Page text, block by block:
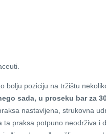
bolju poziciju na tržištu
sada, u proseku bar za
nastavljena, strukovna
ta praksa potpuno neodrživa i